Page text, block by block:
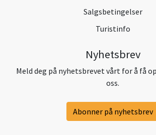
Salgsbetingelser
Turistinfo
Nyhetsbrev
Meld deg på nyhetsbrevet vårt for å få
oss.
Abonner på nyhetsbrev